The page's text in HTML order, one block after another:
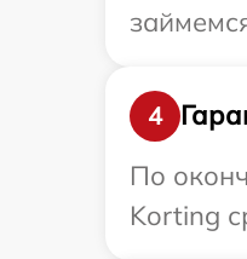
4
По
Korting